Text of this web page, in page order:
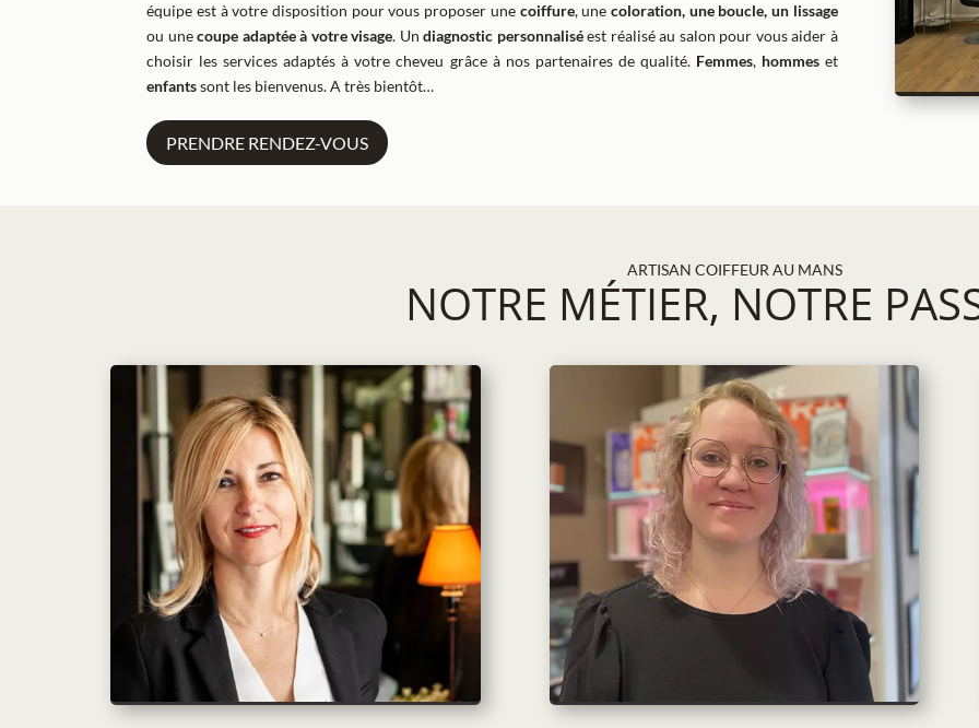
équipe est à votre disposition pour vous proposer une coiffure, une coloration, une boucle, un lissage
ou unecoupe adaptée à votre visage. Undiagnostic personnaliséest réalisé au salon pour vous aider à
choisir les services adaptés à votre cheveu grâce à nos partenaires de qualité. Femmes, hommeset
enfantssont les bienvenus.A très bientôt…
PRENDRE RENDEZ-VOUS
ARTISAN COIFFEUR AU MANS
NOTRE MÉTIER, NOTRE